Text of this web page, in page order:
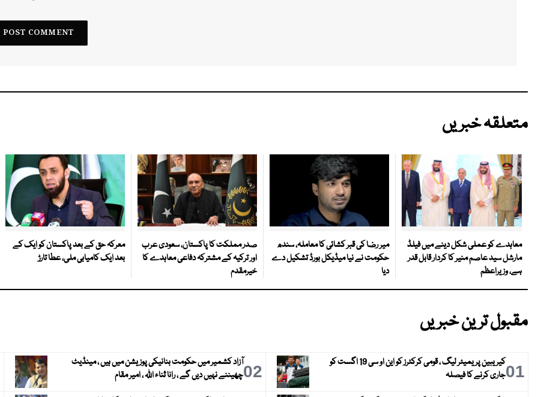
متعلقہ خبریں
معاہدے کو عملی شکل دینے میں فیلڈ
مارشل سید عاصم منیر کا کردار قابل قدر
ہے، وزیراعظم
میر رضا کی قبر کشائی کا معاملہ، سندھ
حکومت نے نیا میڈیکل بورڈ تشکیل دے
دیا
صدر مملکت کا پاکستان، سعودی عرب
اور ترکیہ کے مشترکہ دفاعی معاہدے کا
خیرمقدم
معرکہ حق کے بعد پاکستان کو ایک کے
بعد ایک کامیابی ملی، عطا تارڑ
مقبول ترین خبریں
01
کیریبین پریمیئر لیگ ، قومی کرکٹرز کو این او سی 19 اگست کو
جاری کرنے کا فیصلہ
02آزاد کشمیر میں حکومت بنانیکی پوزیشن میں ہیں ، مینڈیٹ
چھیننے نہیں دیں گے ، رانا ثناء اللہ ، امیر مقام